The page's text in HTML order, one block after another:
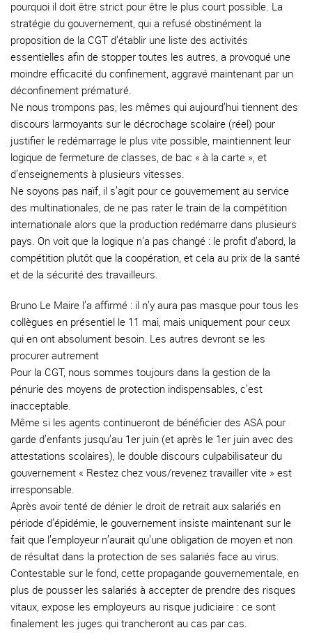
pourquoi il doit être strict pour être le plus court possible. La
stratégie du gouvernement, qui a refusé obstinément la
proposition de la CGT d’établir une liste des activités
essentielles afin de stopper toutes les autres, a provoqué une
moindre efficacité du confinement, aggravé maintenant par un
déconfinement prématuré.
Ne nous trompons pas, les mêmes qui aujourd’hui tiennent des
discours larmoyants sur le décrochage scolaire (réel) pour
justifier le redémarrage le plus vite possible, maintiennent leur
logique de fermeture de classes, de bac « à la carte », et
d’enseignements à plusieurs vitesses.
Ne soyons pas naïf, il s’agit pour ce gouvernement au service
des multinationales, de ne pas rater le train de la compétition
internationale alors que la production redémarre dans plusieurs
pays. On voit que la logique n’a pas changé : le profit d’abord, la
compétition plutôt que la coopération, et cela au prix de la santé
et de la sécurité des travailleurs.
Bruno Le Maire l’a affirmé : il n’y aura pas masque pour tous les
collègues en présentiel le 11 mai, mais uniquement pour ceux
qui en ont absolument besoin. Les autres devront se les
procurer autrement
Pour la CGT, nous sommes toujours dans la gestion de la
pénurie des moyens de protection indispensables, c’est
inacceptable.
Même si les agents continueront de bénéficier des ASA pour
garde d’enfants jusqu’au 1er juin (et après le 1er juin avec des
attestations scolaires), le double discours culpabilisateur du
gouvernement « Restez chez vous/revenez travailler vite » est
irresponsable.
Après avoir tenté de dénier le droit de retrait aux salariés en
période d’épidémie, le gouvernement insiste maintenant sur le
fait que l’employeur n’aurait qu’une obligation de moyen et non
de résultat dans la protection de ses salariés face au virus.
Contestable sur le fond, cette propagande gouvernementale, en
plus de pousser les salariés à accepter de prendre des risques
vitaux, expose les employeurs au risque judiciaire : ce sont
finalement les juges qui trancheront au cas par cas.